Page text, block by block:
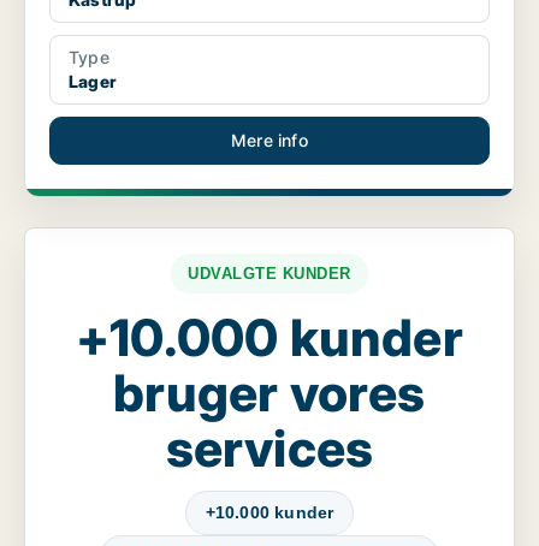
Type
Lager
Mere info
UDVALGTE KUNDER
+10.000 kunder
bruger vores
services
+10.000 kunder